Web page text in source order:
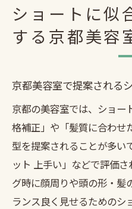
ショートに似
する京都美容
京都美容室で提案される
京都の美容室では、ショー
格補正」や「髪質に合わせ
型を提案されることが多い
ット 上手い」などで評価
グ時に顔周りや頭の形・髪
ランス良く見せるためのシ